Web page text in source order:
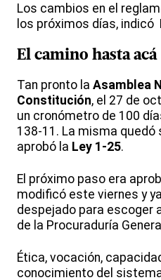
Los cambios en el
los próximos días, indicó
El camino hasta acá
Tan pronto la Asamblea
Constitución, el 27 de
un cronómetro de 100
138-11. La misma
aprobó la Ley 1-25.
El próximo paso era
modificó este viernes y
despejado para escoger
de la Procuraduría
Ética, vocación,
conocimiento del